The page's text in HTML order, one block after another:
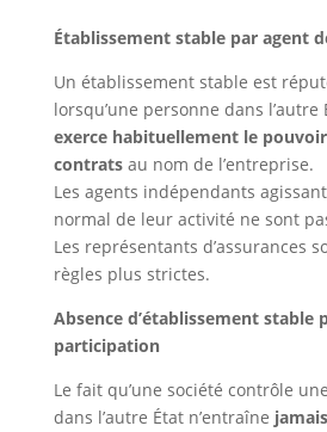
Établissement stable par agent
Un établissement stable est
lorsqu’une personne dans l’autre
exerce habituellement le
contratsau nom de l’entreprise.
Les agents indépendants
normal de leur activité ne sont
Les représentants d’assurances
règles plus strictes.
Absence d’établissement stable
participation
Le fait qu’une société contrôle
dans l’autre État n’entraîne jamais